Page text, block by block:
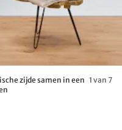
zijde samen in een 1 van 7